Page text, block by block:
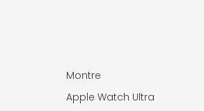
Montre
Apple Watch Ultra